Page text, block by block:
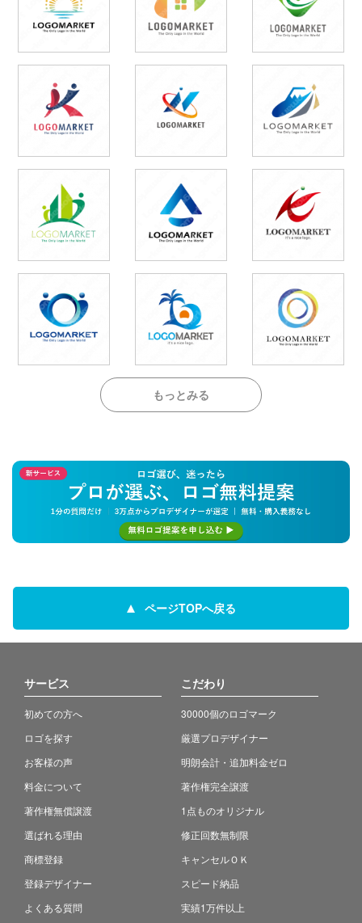
もっとみる
ページTOPへ戻る
サービス
初めての方へ
ロゴを探す
お客様の声
料金について
著作権無償譲渡
選ばれる理由
商標登録
登録デザイナー
よくある質問
こだわり
30000個のロゴマーク
厳選プロデザイナー
明朗会計・追加料金ゼロ
著作権完全譲渡
1点ものオリジナル
修正回数無制限
キャンセルＯＫ
スピード納品
実績1万件以上